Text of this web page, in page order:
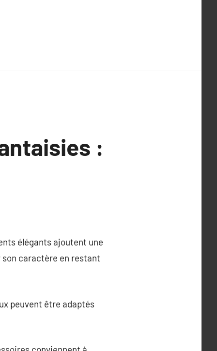
:
élégants ajoutent une
caractère en restant
peuvent être adaptés